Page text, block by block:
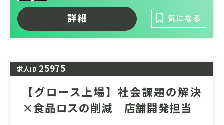
ション事業へも領域を拡大しています。
現在は再生可能エネルギーの普及を加速させ
マーケットにおいて、非連続な事業拡大を遂
詳細 気になる
求人ID 25975
【グロース上場】社会課題の解決
×食品ロスの削減｜店舗開発担当